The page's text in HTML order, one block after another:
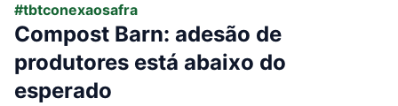
#tbtconexaosafra
Compost Barn: adesão de
produtores está abaixo do
esperado